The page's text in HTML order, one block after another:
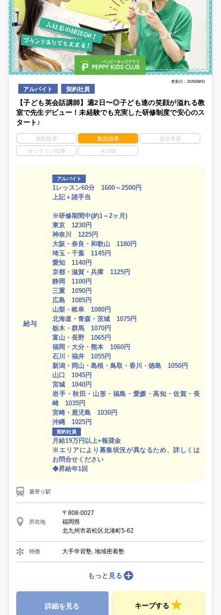
更新日：2026/08/03
アルバイト 契約社員
【子ども英会話講師】週2日〜◎子ども達の笑顔が溢れる教
室で先生デビュー！未経験でも充実した研修制度で安心のス
タート♪
個別指導 集団指導 自立学習
オンライン指導 その他
給与
アルバイト
1レッスン60分 1600～2500円
上記＋諸手当
※研修期間中(約1～2ヶ月)
東京 1230円
神奈川 1225円
大阪・奈良・和歌山 1180円
埼玉・千葉 1145円
愛知 1140円
京都・滋賀・兵庫 1125円
静岡 1100円
三重 1090円
広島 1085円
山梨・岐阜 1080円
北海道・青森・茨城 1075円
栃木・群馬 1070円
富山・長野 1065円
福岡・大分・熊本 1060円
石川・福井 1055円
新潟・岡山・島根・鳥取・香川・徳島 1050円
山口 1045円
宮城 1040円
岩手・秋田・山形・福島・愛媛・高知・佐賀・長
崎 1035円
宮崎・鹿児島 1030円
沖縄 1025円
契約社員
月給19万円以上+報奨金
※エリアにより募集状況が異なるため、詳しくは
お問合せください
◆昇給年1回
最寄り駅
所在地
〒808-0027
福岡県
北九州市若松区北湊町5-62
特徴 大手学習塾, 地域密着塾
もっと見る
詳細を見る キープする